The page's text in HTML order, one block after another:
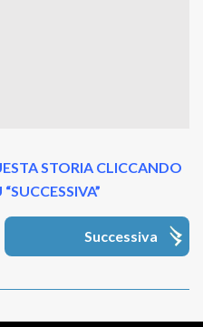
STORIA CLICCANDO
Successiva